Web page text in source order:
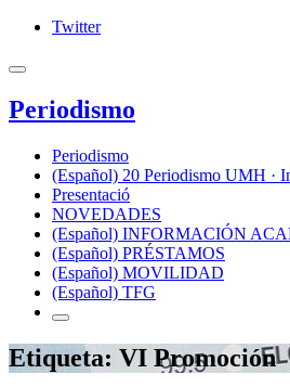
Twitter
Periodismo
Periodismo
(Español) 20 Periodismo UMH ·
Presentació
NOVEDADES
(Español) INFORMACIÓN
(Español) PRÉSTAMOS
(Español) MOVILIDAD
(Español) TFG
Etiqueta: VI Promoción